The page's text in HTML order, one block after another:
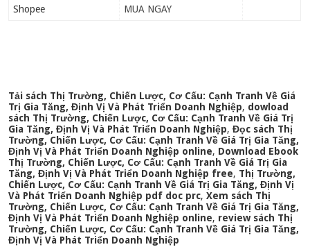
Shopee MUA NGAY
Tải sách Thị Trường, Chiến Lược, Cơ Cấu: Cạnh Tranh Về Giá
Trị Gia Tăng, Định Vị Và Phát Triển Doanh Nghiệp, dowload
sách Thị Trường, Chiến Lược, Cơ Cấu: Cạnh Tranh Về Giá Trị
Gia Tăng, Định Vị Và Phát Triển Doanh Nghiệp,Đọc sách Thị
Trường, Chiến Lược, Cơ Cấu: Cạnh Tranh Về Giá Trị Gia Tăng,
Định Vị Và Phát Triển Doanh Nghiệp online, Download Ebook
Thị Trường, Chiến Lược, Cơ Cấu: Cạnh Tranh Về Giá Trị Gia
Tăng, Định Vị Và Phát Triển Doanh Nghiệp free, Thị Trường,
Chiến Lược, Cơ Cấu: Cạnh Tranh Về Giá Trị Gia Tăng, Định Vị
Và Phát Triển Doanh Nghiệp pdf doc prc,Xem sách Thị
Trường, Chiến Lược, Cơ Cấu: Cạnh Tranh Về Giá Trị Gia Tăng,
Định Vị Và Phát Triển Doanh Nghiệp online, review sách Thị
Trường, Chiến Lược, Cơ Cấu: Cạnh Tranh Về Giá Trị Gia Tăng,
Định Vị Và Phát Triển Doanh Nghiệp